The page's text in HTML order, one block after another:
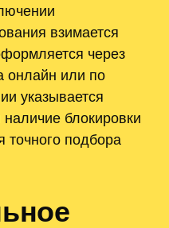
взимается
через
онлайн или по
указывается
блокировки
точного подбора